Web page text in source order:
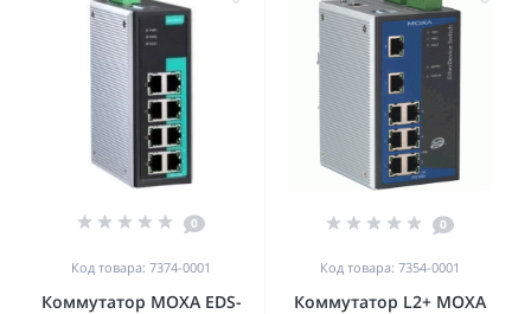
0
Код товара: 7374-0001
Коммутатор MOXA EDS-
0
Код товара: 7354-0001
Коммутатор L2+ MOXA